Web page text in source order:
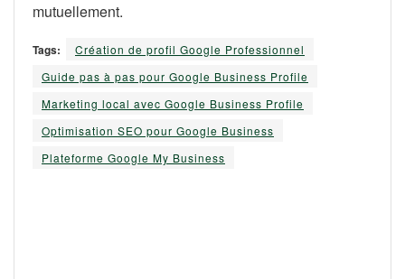
mutuellement.
Tags:
Création de profil Google Professionnel
Guide pas à pas pour Google Business Profile
Marketing local avec Google Business Profile
Optimisation SEO pour Google Business
Plateforme Google My Business